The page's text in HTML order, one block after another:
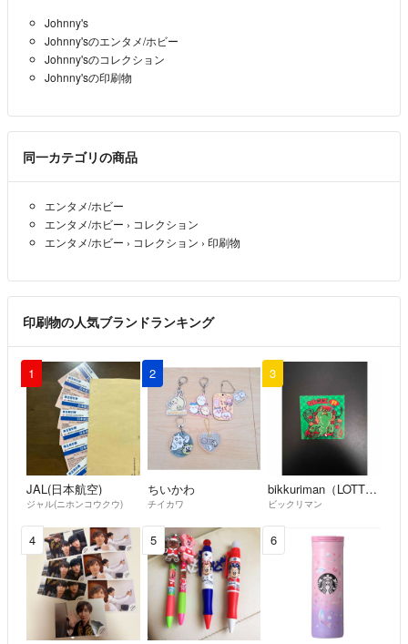
Johnny's
Johnny'sのエンタメ/ホビー
Johnny'sのコレクション
Johnny'sの印刷物
同一カテゴリの商品
エンタメ/ホビー
エンタメ/ホビー › コレクション
エンタメ/ホビー › コレクション › 印刷物
印刷物の人気ブランドランキング
1
JAL(日本航空)
ジャル(ニホンコウクウ)
2
ちいかわ
チイカワ
3
bikkuriman（LOTTE）
ビックリマン
4 5 6